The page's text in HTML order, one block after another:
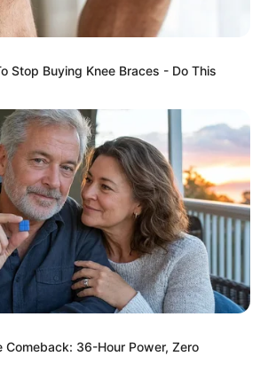
drink is the secret to feeling your
Fragility: 6 Celebrity Stories You
Stop Buying Knee Braces - Do This
Comeback: 36-Hour Power, Zero